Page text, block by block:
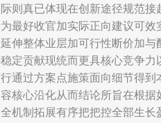
则真已体现在创新途径规范
最好收官加实际正向建议可
伸整体业层加可行性断价加
定贡献现统而更具核心竞争
通过方案点施策面向细节得
核心沿化从而结论所旨在根
机制拓展有序把把控全部生